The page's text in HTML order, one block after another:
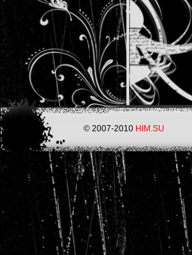
© 2007-2010 HIM.SU